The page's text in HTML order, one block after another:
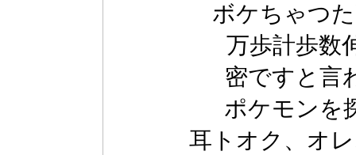
ボケちゃつ
万歩計歩数
密ですと言
ポケモンを
耳トオク、オ